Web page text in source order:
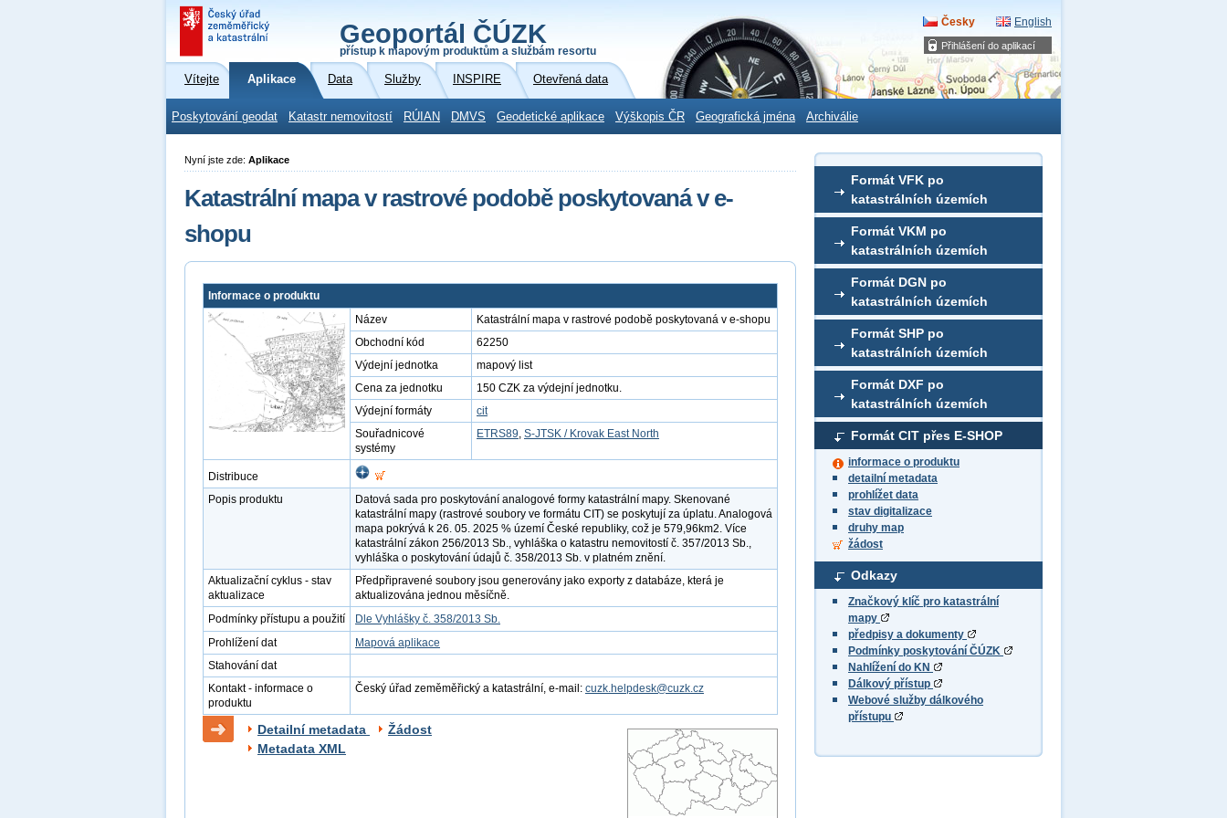
Přihlášení do aplikací
Geoportál ČÚZK
přístup k mapovým produktům a službám resortu
Česky English
Vítejte Aplikace Data Služby INSPIRE Otevřená data
Poskytování geodat Katastr nemovitostí RÚIAN DMVS Geodetické aplikace Výškopis ČR Geografická jména Archiválie
Formát VFK po
katastrálních územích
Formát VKM po
katastrálních územích
Formát DGN po
katastrálních územích
Formát SHP po
katastrálních územích
Formát DXF po
katastrálních územích
Formát CIT přes E-SHOP
informace o produktu
detailní metadata
prohlížet data
stav digitalizace
druhy map
žádost
Odkazy
Značkový klíč pro katastrální
mapy
předpisy a dokumenty
Podmínky poskytování ČÚZK
Nahlížení do KN
Dálkový přístup
Webové služby dálkového
přístupu
Nyní jste zde: Aplikace
Katastrální mapa v rastrové podobě poskytovaná v e-
shopu
Informace o produktu
Název
Katastrální mapa v rastrové podobě poskytovaná v e-shopu
Obchodní kód
62250
Výdejní jednotka
mapový list
Cena za jednotku
150 CZK za výdejní jednotku.
Výdejní formáty
cit
Souřadnicové
systémy
ETRS89, S-JTSK / Krovak East North
Distribuce
Popis produktu
Datová sada pro poskytování analogové formy katastrální mapy. Skenované
katastrální mapy (rastrové soubory ve formátu CIT) se poskytují za úplatu. Analogová
mapa pokrývá k 26. 05. 2025 % území České republiky, což je 579,96km2. Více
katastrální zákon 256/2013 Sb., vyhláška o katastru nemovitostí č. 357/2013 Sb.,
vyhláška o poskytování údajů č. 358/2013 Sb. v platném znění.
Aktualizační cyklus - stav
aktualizace
Předpřipravené soubory jsou generovány jako exporty z databáze, která je
aktualizována jednou měsíčně.
Podmínky přístupu a použití
Dle Vyhlášky č. 358/2013 Sb.
Prohlížení dat
Mapová aplikace
Stahování dat
Kontakt - informace o
produktu
Český úřad zeměměřický a katastrální, e-mail: cuzk.helpdesk@cuzk.cz
Detailní metadata
Žádost
Metadata XML